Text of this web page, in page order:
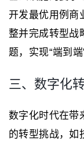
开发最优用例商
整并完成转型战
题，实现“端到端
三、数字化
数字化时代在带
的转型挑战，如